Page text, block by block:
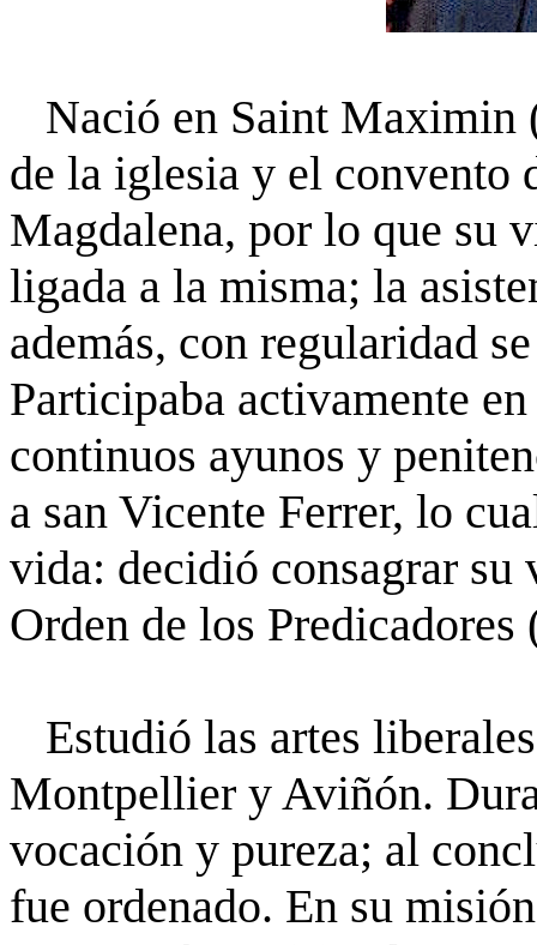
Nació en Saint Maximin
de la iglesia y el convento
Magdalena, por lo que su
ligada a la misma; la
además, con regularidad
Participaba activamente
continuos ayunos y
a san Vicente Ferrer, lo
vida: decidió consagrar
Orden de los
Estudió las artes
Montpellier y Aviñón.
vocación y pureza; al
fue ordenado. En su